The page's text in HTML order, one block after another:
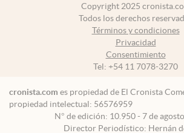
Copyright 2025
Todos los derechos
Términos y condiciones
Privacidad
Consentimiento
Tel: +54 11 7078-3270
cronista.com es propiedad de El Cronista
propiedad intelectual: 56576959
N° de edición: 10.950 - 7 de
Director Periodístico: Hernán